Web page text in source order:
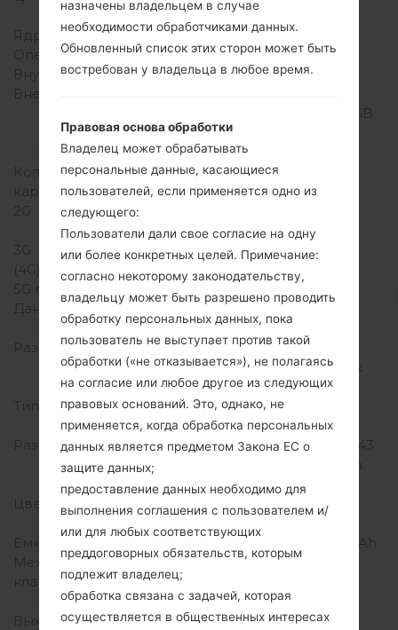
MSM7227T
Ядра процессора
Одноядерный
Оперативная память
512MB
Внутренняя память
512MB
Внешняя память
(выделенный слот), 2 GB
included
Сеть и данные
Количество мест для сим
карты
Мини SIM
2G
850/900/1800/1900MHz
3G
HSDPA 900/2100MHz
(4G) LTE
-
5G network
Данные
GPRS/EDGE
Дисплей
Размер экрана
2.8 дюйма (~33.5%
соотношение экрана к
телу)
Тип экрана
TFT емкостный
сенсорный экран
Разрешение экрана
320 x 240 пикселей (~143
плотность пикселей на
дюйм)
Цвета экрана
256K цветов
Аккумулятор и клавиатура
Емкость аккумулятора
Съемный Li-Ion 1350 mAh
Механическая
клавиатура
QWERTY
Интерфейсы
Выход для аудио
3.5mm jack
назначены владельцем в случае
необходимости обработчиками данных.
Обновленный список этих сторон может быть
востребован у владельца в любое время.
Правовая основа обработки
Владелец может обрабатывать
персональные данные, касающиеся
пользователей, если применяется одно из
следующего:
Пользователи дали свое согласие на одну
или более конкретных целей. Примечание:
согласно некоторому законодательству,
владельцу может быть разрешено проводить
обработку персональных данных, пока
пользователь не выступает против такой
обработки («не отказывается»), не полагаясь
на согласие или любое другое из следующих
правовых оснований. Это, однако, не
применяется, когда обработка персональных
данных является предметом Закона ЕС о
защите данных;
предоставление данных необходимо для
выполнения соглашения с пользователем и/
или для любых соответствующих
преддоговорных обязательств, которым
подлежит владелец;
обработка связана с задачей, которая
осуществляется в общественных интересах